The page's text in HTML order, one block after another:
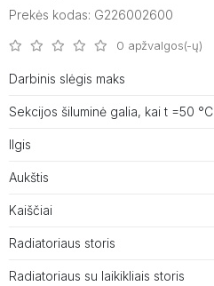
Prekės kodas: G226002600
0 apžvalgos(-ų)
Darbinis slėgis maks
Sekcijos šiluminė galia, kai t =50 °C
Ilgis
Aukštis
Kaiščiai
Radiatoriaus storis
Radiatoriaus su laikikliais storis